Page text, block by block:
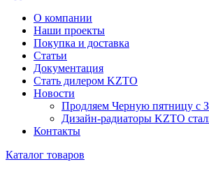
О компании
Наши проекты
Покупка и доставка
Статьи
Документация
Стать дилером KZTO
Новости
Продляем Черную пятницу с
Дизайн-радиаторы KZTO
Контакты
Каталог товаров